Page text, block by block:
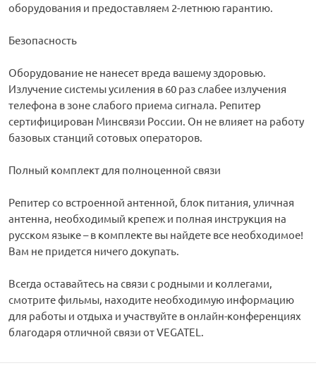
оборудования и предоставляем 2-летнюю гарантию.
Безопасность
Оборудование не нанесет вреда вашему здоровью.
Излучение системы усиления в 60 раз слабее излучения
телефона в зоне слабого приема сигнала. Репитер
сертифицирован Минсвязи России. Он не влияет на работу
базовых станций сотовых операторов.
Полный комплект для полноценной связи
Репитер со встроенной антенной, блок питания, уличная
антенна, необходимый крепеж и полная инструкция на
русском языке – в комплекте вы найдете все необходимое!
Вам не придется ничего докупать.
Всегда оставайтесь на связи с родными и коллегами,
смотрите фильмы, находите необходимую информацию
для работы и отдыха и участвуйте в онлайн-конференциях
благодаря отличной связи от VEGATEL.